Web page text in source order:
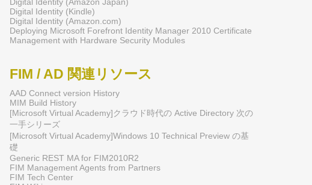
Digital Identity (Kindle)
Digital Identity (Amazon.com)
Deploying Microsoft Forefront Identity Manager 2010 Certificate
Management with Hardware Security Modules
FIM / AD 関連リソース
AAD Connect version History
MIM Build History
[Microsoft Virtual Academy]クラウド時代の Active Directory 次の
一手シリーズ
[Microsoft Virtual Academy]Windows 10 Technical Preview の基
礎
Generic REST MA for FIM2010R2
FIM Management Agents from Partners
FIM Tech Center